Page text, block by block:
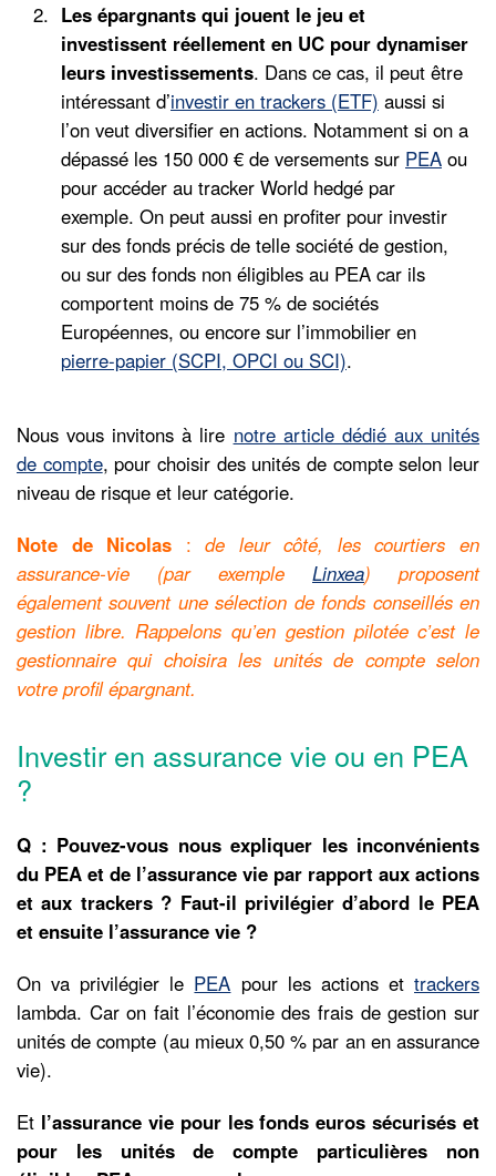
Les épargnants qui jouent le jeu et
investissent réellement en UC pour dynamiser
leurs investissements. Dans ce cas, il peut être
intéressant d’investir en trackers (ETF) aussi si
l’on veut diversifier en actions. Notamment si on a
dépassé les 150 000 € de versements sur PEA ou
pour accéder au tracker World hedgé par
exemple. On peut aussi en profiter pour investir
sur des fonds précis de telle société de gestion,
ou sur des fonds non éligibles au PEA car ils
comportent moins de 75 % de sociétés
Européennes, ou encore sur l’immobilier en
pierre-papier (SCPI, OPCI ou SCI).
Nous vous invitons à lire notre article dédié aux unités
de compte, pour choisir des unités de compte selon leur
niveau de risque et leur catégorie.
Note de Nicolas :de leur côté, les courtiers en
assurance-vie (par exemple Linxea) proposent
également souvent une sélection de fonds conseillés en
gestion libre. Rappelons qu’en gestion pilotée c’est le
gestionnaire qui choisira les unités de compte selon
votre profil épargnant.
Investir en assurance vie ou en PEA
?
Q : Pouvez-vous nous expliquer les inconvénients
du PEA et de l’assurance vie par rapport aux actions
et aux trackers ? Faut-il privilégier d’abord le PEA
et ensuite l’assurance vie ?
On va privilégier le PEA pour les actions ettrackers
lambda. Car on fait l’économie des frais de gestion sur
unités de compte (au mieux 0,50 % par an en assurance
vie).
Et l’assurance vie pour les fonds euros sécurisés et
pour les unités de compte particulières non